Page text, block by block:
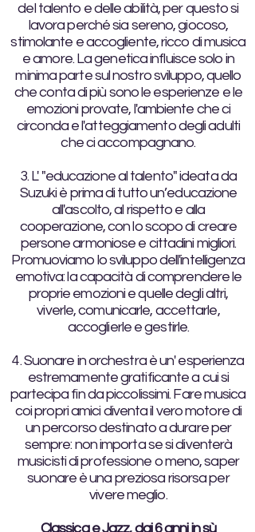
del talento e delle abilità, per questo si
lavora perché sia sereno, giocoso,
stimolante e accogliente, ricco di musica
e amore. La genetica influisce solo in
minima parte sul nostro sviluppo, quello
che conta di più sono le esperienze e le
emozioni provate, l'ambiente che ci
circonda e l'atteggiamento degli adulti
che ci accompagnano.
3. L' "educazione al talento" ideata da
Suzuki è prima di tutto un’educazione
all'ascolto, al rispetto e alla
cooperazione, con lo scopo di creare
persone armoniose e cittadini migliori.
Promuoviamo lo sviluppo dell'intelligenza
emotiva: la capacità di comprendere le
proprie emozioni e quelle degli altri,
viverle, comunicarle, accettarle,
accoglierle e gestirle.
4. Suonare in orchestra è un' esperienza
estremamente gratificante a cui si
partecipa fin da piccolissimi. Fare musica
coi propri amici diventa il vero motore di
un percorso destinato a durare per
sempre: non importa se si diventerà
musicisti di professione o meno, saper
suonare è una preziosa risorsa per
vivere meglio.
Classica e Jazz, dai 6 anni in sù